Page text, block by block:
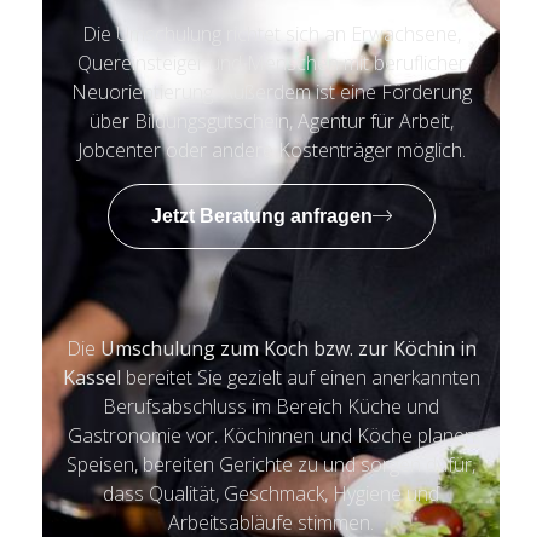
Die Umschulung richtet sich an Erwachsene,
Quereinsteiger und Menschen mit beruflicher
Neuorientierung. Außerdem ist eine Förderung
über Bildungsgutschein, Agentur für Arbeit,
Jobcenter oder andere Kostenträger möglich.
Jetzt Beratung anfragen
DieUmschulung zum Koch bzw. zur Köchin in
Kassel bereitet Sie gezielt auf einen anerkannten
Berufsabschluss im Bereich Küche und
Gastronomie vor. Köchinnen und Köche planen
Speisen, bereiten Gerichte zu und sorgen dafür,
dass Qualität, Geschmack, Hygiene und
Arbeitsabläufe stimmen.